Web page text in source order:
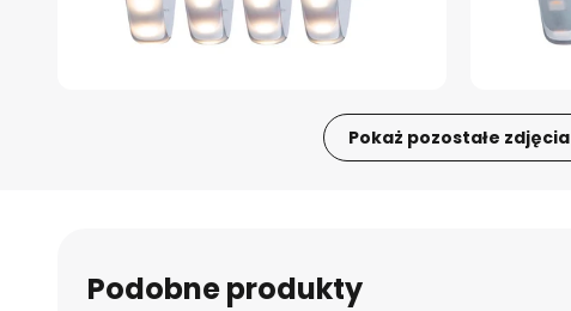
Pokaż pozostałe zdjęcia
Podobne produkty